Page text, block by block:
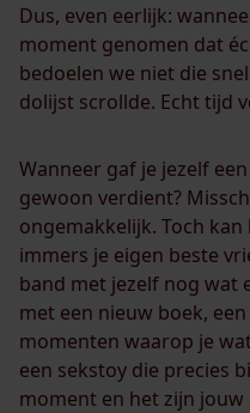
Dus, even eerlijk:
moment genomen dat
bedoelen we niet die
dolijst scrollde. Echt tijd
Wanneer gaf je jezelf
gewoon verdient?
ongemakkelijk. Toch
immers je eigen beste
band met jezelf nog wat
met een nieuw boek,
momenten waarop je
een sekstoy die precies
moment en het zijn jouw